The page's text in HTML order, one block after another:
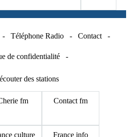
- Téléphone Radio - Contact -
de confidentialité -
des stations
fm Contact fm
culture France info